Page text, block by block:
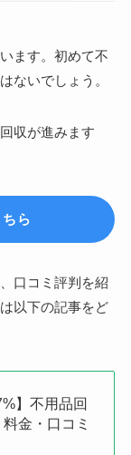
ます。初めて不
ないでしょう。
収が進みます
ら
口コミ評判を紹
以下の記事をど
】不用品回
金・口コミ